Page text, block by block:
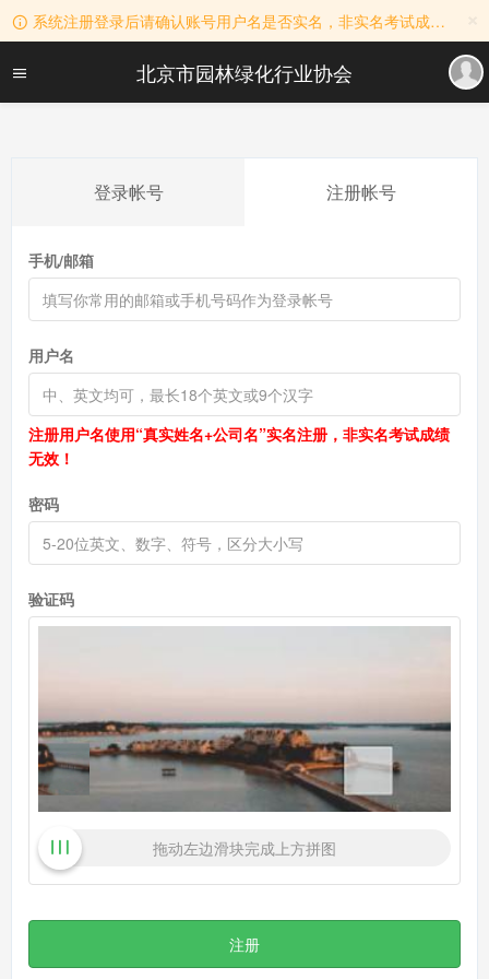
系统注册登录后请确认账号用户名是否实名，非实名考试成绩无效！用户名实名规则：真实姓名+公司名称。
北京市园林绿化行业协会
登录帐号 注册帐号
手机/邮箱
用户名
注册用户名使用“真实姓名+公司名”实名注册，非实名考试成绩
无效！
密码
验证码
拖动左边滑块完成上方拼图
注册